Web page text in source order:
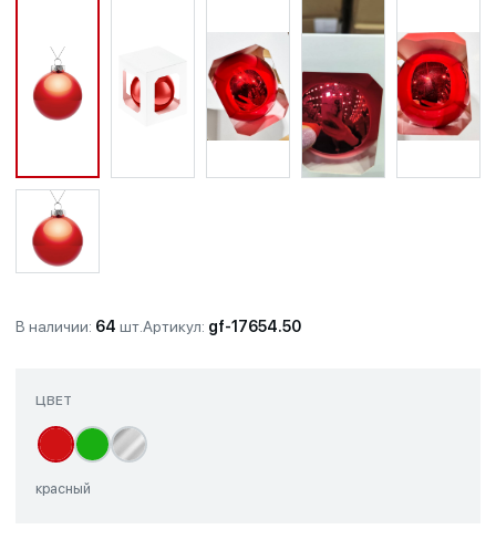
В наличии: 64 шт.Артикул: gf-17654.50
ЦВЕТ
красный